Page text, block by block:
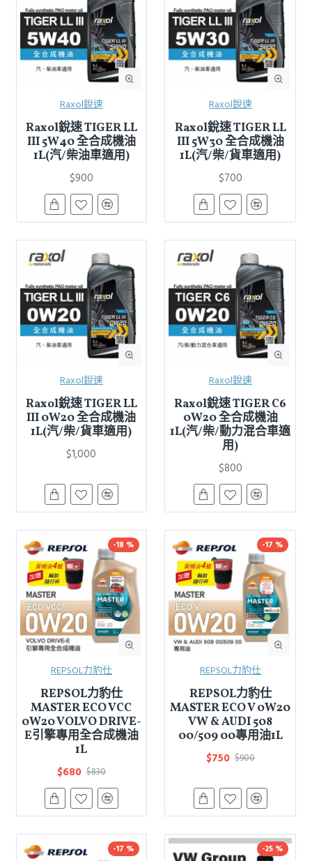
Raxol銳速
Raxol銳速 TIGER LL
III 5W40 全合成機油
1L(汽/柴油車適用)
$900
Raxol銳速
Raxol銳速 TIGER LL
III 5W30 全合成機油
1L(汽/柴/貨車適用)
$700
Raxol銳速
Raxol銳速 TIGER LL
III 0W20 全合成機油
1L(汽/柴/貨車適用)
$1,000
Raxol銳速
Raxol銳速 TIGER C6
0W20 全合成機油
1L(汽/柴/動力混合車適
用)
$800
-18 %
REPSOL力豹仕
REPSOL力豹仕
MASTER ECO VCC
0W20 VOLVO DRIVE-
E引擎專用全合成機油
1L
$680 $830
-17 %
REPSOL力豹仕
REPSOL力豹仕
MASTER ECO V 0W20
VW & AUDI 508
00/509 00專用油1L
$750 $900
-17 % -25 %